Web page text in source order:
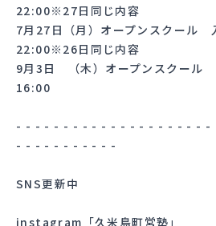
22:00※27日同じ内容
7月27日（月）オープンスクー
22:00※26日同じ内容
9月3日 （木）オープンスクー
16:00
- - - - - - - - - - - - - - - - - - - - -
- - - - - - - - - - -
SNS更新中
instagram 「久米島町営塾」